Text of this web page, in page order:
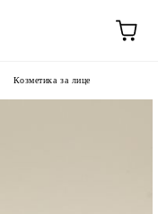
Козметика за лице